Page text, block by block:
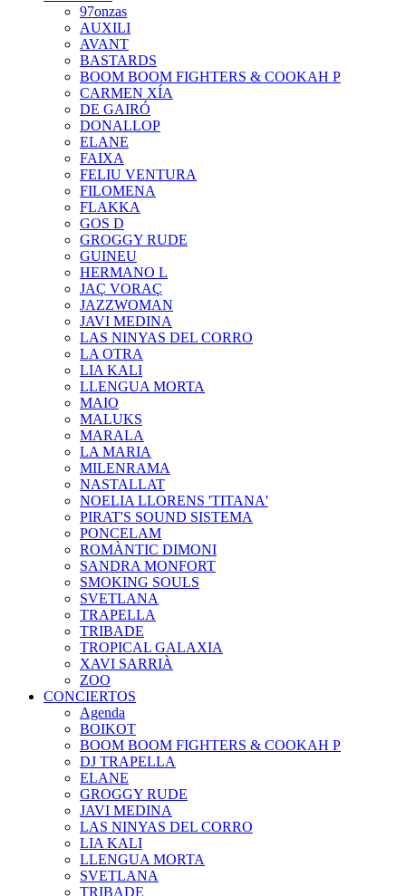
97onzas
AUXILI
AVANT
BASTARDS
BOOM BOOM FIGHTERS & COOKAH P
CARMEN XÍA
DE GAIRÓ
DONALLOP
ELANE
FAIXA
FELIU VENTURA
FILOMENA
FLAKKA
GOS D
GROGGY RUDE
GUINEU
HERMANO L
JAÇ VORAÇ
JAZZWOMAN
JAVI MEDINA
LAS NINYAS DEL CORRO
LA OTRA
LIA KALI
LLENGUA MORTA
MAIO
MALUKS
MARALA
LA MARIA
MILENRAMA
NASTALLAT
NOELIA LLORENS 'TITANA'
PIRAT'S SOUND SISTEMA
PONCELAM
ROMÀNTIC DIMONI
SANDRA MONFORT
SMOKING SOULS
SVETLANA
TRAPELLA
TRIBADE
TROPICAL GALAXIA
XAVI SARRIÀ
ZOO
CONCIERTOS
Agenda
BOIKOT
BOOM BOOM FIGHTERS & COOKAH P
DJ TRAPELLA
ELANE
GROGGY RUDE
JAVI MEDINA
LAS NINYAS DEL CORRO
LIA KALI
LLENGUA MORTA
SVETLANA
TRIBADE